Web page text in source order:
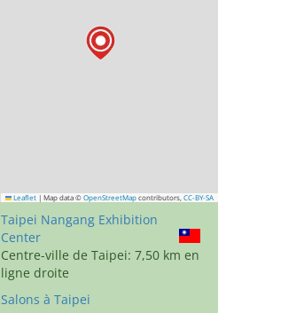
Leaflet | Map data © OpenStreetMap contributors, CC-BY-SA
Taipei Nangang Exhibition
Center
Centre-ville de Taipei: 7,50 km en
ligne droite
Salons à Taipei